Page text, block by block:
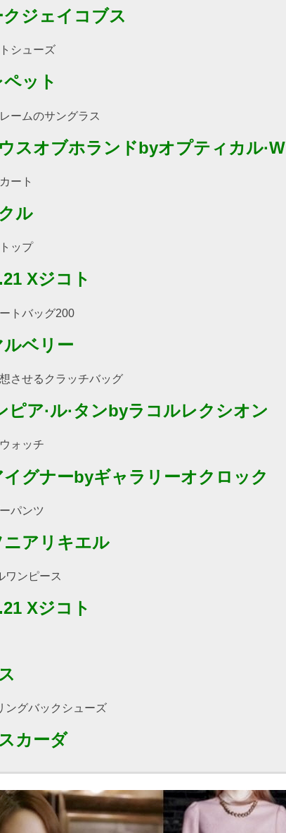
クジェイコブス
シューズ
ペット
ームのサングラス
スオブホランドbyオプティカル·W
ート
ル
ップ
Xジコト
トバッグ200
ルベリー
させるクラッチバッグ
ピア·ル·タンbyラコルレクシオン
ォッチ
イグナーbyギャラリーオクロック
パンツ
ニアリキエル
ワンピース
Xジコト
ングバックシューズ
カーダ